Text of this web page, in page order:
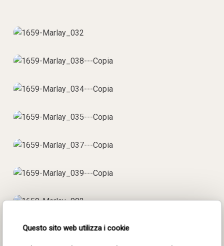
Questo sito web utilizza i cookie